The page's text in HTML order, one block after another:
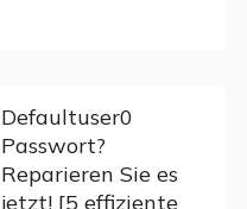
Defaultuser0
Passwort?
Reparieren Sie es
jetzt! [5 effiziente